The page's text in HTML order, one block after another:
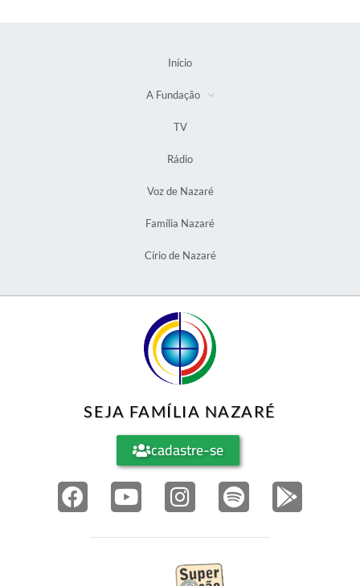
Início
A Fundação
TV
Rádio
Voz de Nazaré
Família Nazaré
Círio de Nazaré
SEJA FAMÍLIA NAZARÉ
cadastre-se